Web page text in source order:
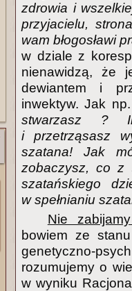
zdrowia i
przyjacielu,
wam błogosławi
w dziale z
nienawidzą, że
dewiantem i
inwektyw. Jak
stwarzasz ?
i przetrząsasz
szatana! Jak
zobaczysz, co z
szatańskiego
w spełnianiu
Nie
bowiem ze
genetyczno-
rozumujemy o
w wyniku